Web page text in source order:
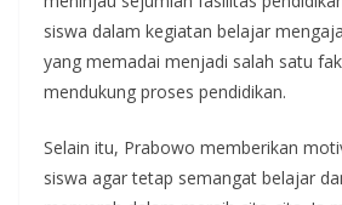
siswa dalam kegiatan belajar
yang memadai menjadi salah satu
mendukung proses pendidikan.
Selain itu, Prabowo memberikan
siswa agar tetap semangat belajar